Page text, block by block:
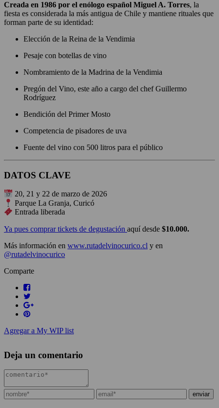
Creada en 1986 por el enólogo español Miguel A. Torres, la
fiesta es considerada la más antigua de Chile y mantiene rituales que
forman parte de su identidad:
Elección de la Reina de la Vendimia
Pesaje con botellas de vino
Nombramiento de la Madrina de la Vendimia
Pregón del Vino, este año a cargo del chef Guillermo
Rodríguez
Bendición del Primer Mosto
Competencia de pisadores de uva
Fuente del vino con 500 litros para el público
DATOS CLAVE
20, 21 y 22 de marzo de 2026
Parque La Granja, Curicó
Entrada liberada
Ya pues comprar tickets de degustación aquí desde $10.000.
Más información en www.rutadelvinocurico.cl y en
@rutadelvinocurico
Comparte
Agregar a My WIP list
Deja un comentario